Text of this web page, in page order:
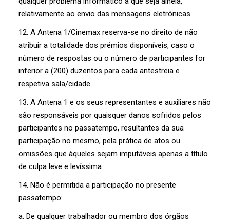
relativamente ao envio das mensagens eletrónicas.
12. A Antena 1/Cinemax reserva-se no direito de não
atribuir a totalidade dos prémios disponíveis, caso o
número de respostas ou o número de participantes for
inferior a (200) duzentos para cada antestreia e
respetiva sala/cidade.
13. A Antena 1 e os seus representantes e auxiliares não
são responsáveis por quaisquer danos sofridos pelos
participantes no passatempo, resultantes da sua
participação no mesmo, pela prática de atos ou
omissões que àqueles sejam imputáveis apenas a título
de culpa leve e levíssima.
14. Não é permitida a participação no presente
passatempo:
a. De qualquer trabalhador ou membro dos órgãos